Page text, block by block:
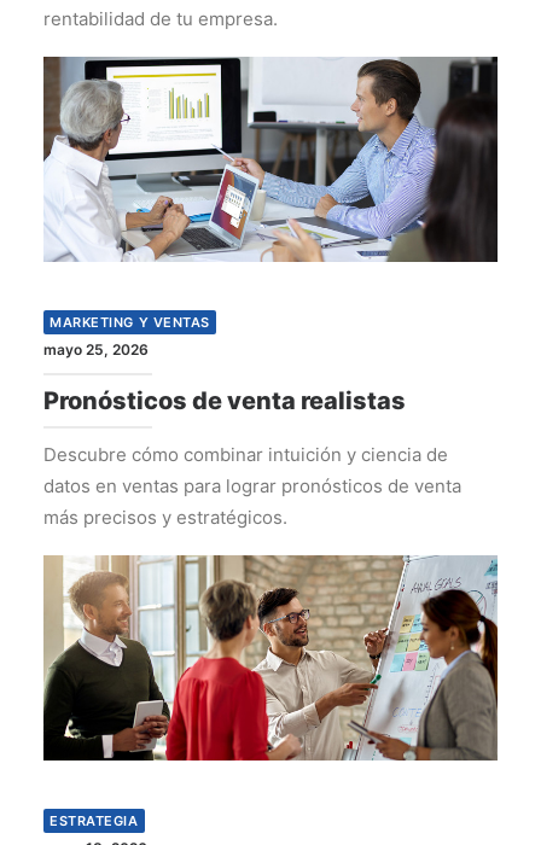
rentabilidad de tu empresa.
MARKETING Y VENTAS
mayo 25, 2026
Pronósticos de venta realistas
Descubre cómo combinar intuición y ciencia de
datos en ventas para lograr pronósticos de venta
más precisos y estratégicos.
ESTRATEGIA